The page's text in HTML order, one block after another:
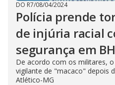
DO R7/08/04/2024
Polícia prende
de injúria racial
segurança em BH
De acordo com os militares,
vigilante de "macaco" depois
Atlético-MG